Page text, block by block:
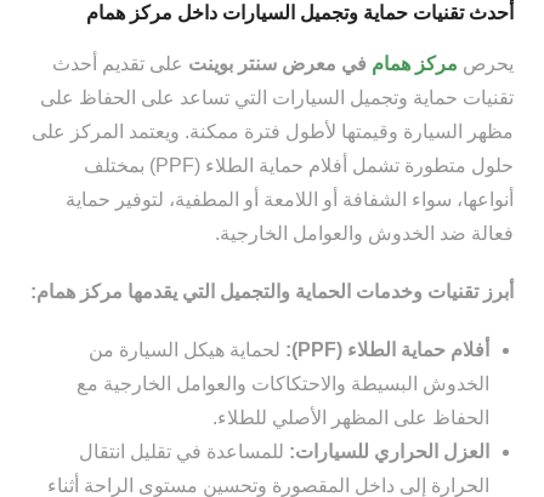
أحدث تقنيات حماية وتجميل السيارات داخل مركز همام
يحرص مركز همام في معرض سنتر بوينت على تقديم أحدث
تقنيات حماية وتجميل السيارات التي تساعد على الحفاظ على
مظهر السيارة وقيمتها لأطول فترة ممكنة. ويعتمد المركز على
حلول متطورة تشمل أفلام حماية الطلاء (PPF) بمختلف
أنواعها، سواء الشفافة أو اللامعة أو المطفية، لتوفير حماية
فعالة ضد الخدوش والعوامل الخارجية.
أبرز تقنيات وخدمات الحماية والتجميل التي يقدمها مركز همام:
أفلام حماية الطلاء (PPF):
لحماية هيكل السيارة من
الخدوش البسيطة والاحتكاكات والعوامل الخارجية مع
الحفاظ على المظهر الأصلي للطلاء.
العزل الحراري للسيارات: للمساعدة في تقليل انتقال
الحرارة إلى داخل المقصورة وتحسين مستوى الراحة أثناء